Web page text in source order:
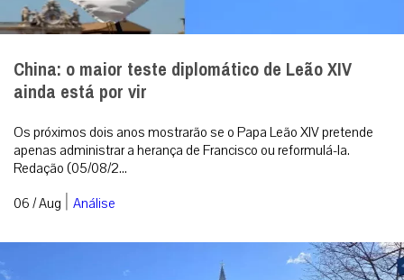
China: o maior teste diplomático de Leão XIV
ainda está por vir
Os próximos dois anos mostrarão se o Papa Leão XIV pretende
apenas administrar a herança de Francisco ou reformulá-la.
Redação (05/08/2...
06 / Aug | Análise